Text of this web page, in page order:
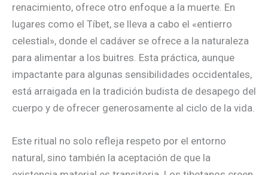
renacimiento, ofrece otro enfoque a la muerte. En
lugares como el Tíbet, se lleva a cabo el «entierro
celestial», donde el cadáver se ofrece a la naturaleza
para alimentar a los buitres. Esta práctica, aunque
impactante para algunas sensibilidades occidentales,
está arraigada en la tradición budista de desapego del
cuerpo y de ofrecer generosamente al ciclo de la vida.
Este ritual no solo refleja respeto por el entorno
natural, sino también la aceptación de que la